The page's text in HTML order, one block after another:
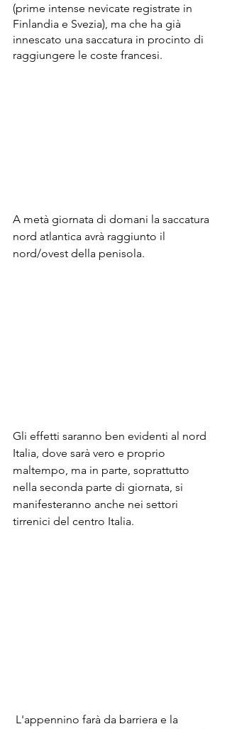
(prime intense nevicate registrate in
Finlandia e Svezia), ma che ha già
innescato una saccatura in procinto di
raggiungere le coste francesi.
A metà giornata di domani la saccatura
nord atlantica avrà raggiunto il
nord/ovest della penisola.
Gli effetti saranno ben evidenti al nord
Italia, dove sarà vero e proprio
maltempo, ma in parte, soprattutto
nella seconda parte di giornata, si
manifesteranno anche nei settori
tirrenici del centro Italia.